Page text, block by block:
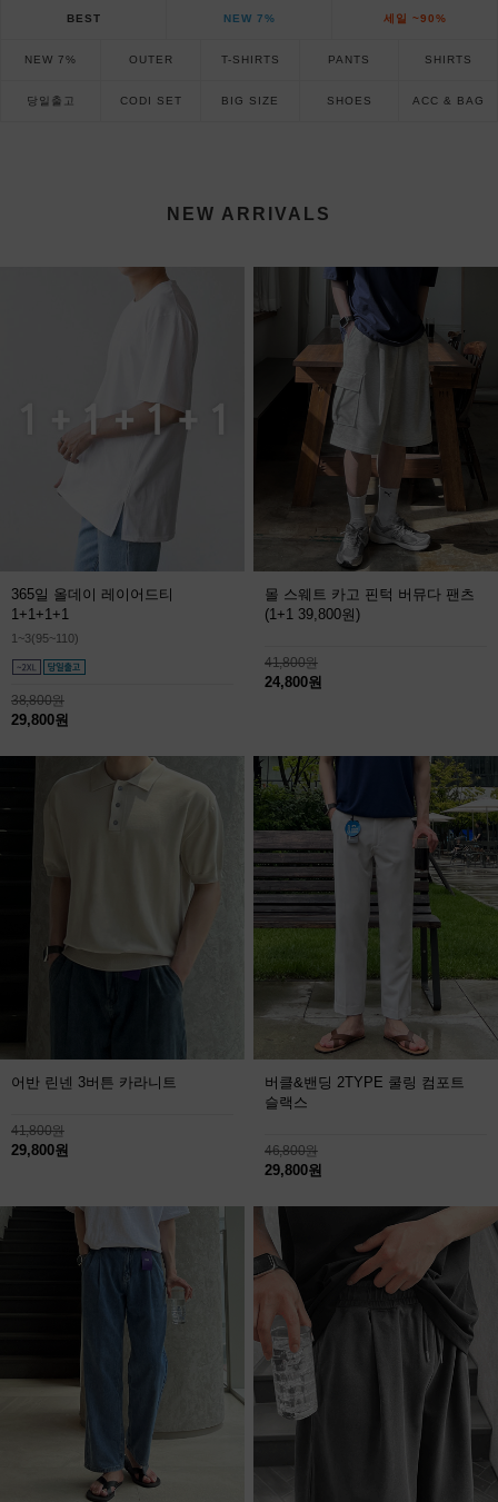
BEST NEW 7% 세일 ~90%
NEW 7% OUTER T-SHIRTS PANTS SHIRTS
당일출고 CODI SET BIG SIZE SHOES ACC & BAG
NEW ARRIVALS
365일 올데이 레이어드티
1+1+1+1
1~3(95~110)
38,800원
29,800원
몰 스웨트 카고 핀턱 버뮤다 팬츠
(1+1 39,800원)
41,800원
24,800원
어반 린넨 3버튼 카라니트
41,800원
29,800원
버클&밴딩 2TYPE 쿨링 컴포트
슬랙스
46,800원
29,800원